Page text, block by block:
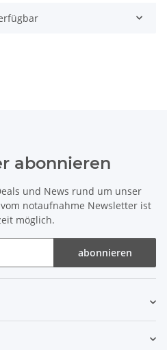
abonnieren
und News rund um unser
notaufnahme Newsletter ist
möglich.
abonnieren